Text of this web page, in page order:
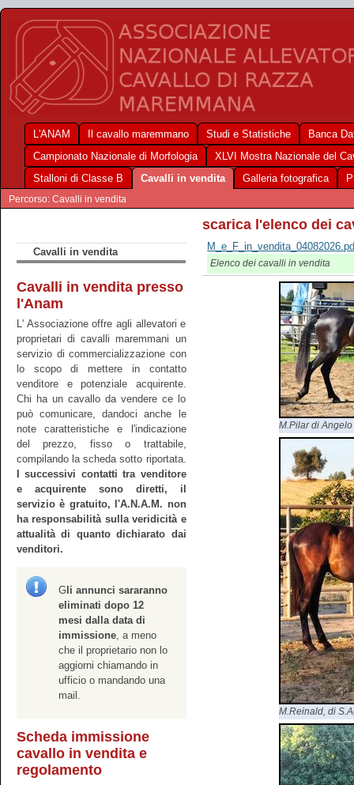
L'ANAM Il cavallo maremmano Studi e Statistiche
Banca
Campionato Nazionale di Morfologia
XLVI Mostra Nazionale del
Stalloni di Classe B
Cavalli in vendita Galleria fotografica
Percorso: Cavalli in vendita
Cavalli in vendita
Cavalli in vendita presso
l'Anam
L' Associazione offre agli allevatori e
proprietari di cavalli maremmani un
servizio di commercializzazione con
lo scopo di mettere in contatto
venditore e potenziale acquirente.
Chi ha un cavallo da vendere ce lo
può comunicare, dandoci anche le
note caratteristiche e l'indicazione
del prezzo, fisso o trattabile,
compilando la scheda sotto riportata.
I successivi contatti tra venditore
e acquirente sono diretti, il
servizio è gratuito, l'A.N.A.M. non
ha responsabilità sulla veridicità e
attualità di quanto dichiarato dai
venditori.
G li annunci sararanno
eliminati dopo 12
mesi dalla data di
immissione , a meno
che il proprietario non lo
aggiorni chiamando in
ufficio o mandando una
mail.
Scheda immissione
cavallo in vendita e
regolamento
scarica l'elenco dei
Elenco dei cavalli in vendita
M.Pilar di
M.Reinald, di